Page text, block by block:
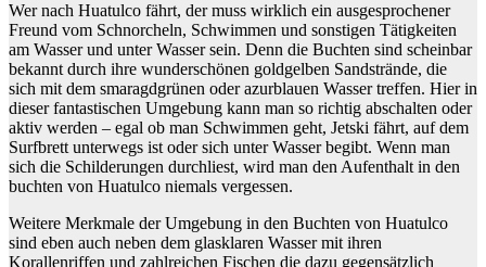
Wer nach Huatulco fährt, der muss wirklich ein ausgesprochener
Freund vom Schnorcheln, Schwimmen und sonstigen Tätigkeiten
am Wasser und unter Wasser sein. Denn die Buchten sind scheinbar
bekannt durch ihre wunderschönen goldgelben Sandstrände, die
sich mit dem smaragdgrünen oder azurblauen Wasser treffen. Hier in
dieser fantastischen Umgebung kann man so richtig abschalten oder
aktiv werden – egal ob man Schwimmen geht, Jetski fährt, auf dem
Surfbrett unterwegs ist oder sich unter Wasser begibt. Wenn man
sich die Schilderungen durchliest, wird man den Aufenthalt in den
buchten von Huatulco niemals vergessen.
Weitere Merkmale der Umgebung in den Buchten von Huatulco
sind eben auch neben dem glasklaren Wasser mit ihren
Korallenriffen und zahlreichen Fischen die dazu gegensätzlich